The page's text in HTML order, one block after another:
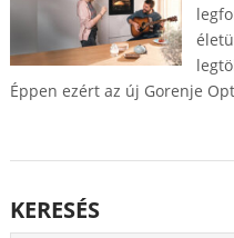
Éppen ezért az új Gorenje
KERESÉS